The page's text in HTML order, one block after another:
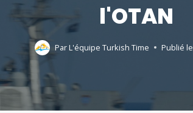
l'OTAN
ParL'équipe Turkish Time Publié le